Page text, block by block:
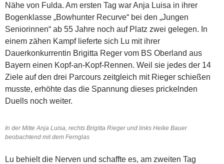
Nähe von Fulda. Am ersten Tag war Anja Luisa in ihrer
Bogenklasse „Bowhunter Recurve“ bei den „Jungen
Seniorinnen“ ab 55 Jahre noch auf Platz zwei gelegen. In
einem zähen Kampf lieferte sich Lu mit ihrer
Dauerkonkurrentin Brigitta Reger vom BS Oberland aus
Bayern einen Kopf-an-Kopf-Rennen. Weil sie jedes der 14
Ziele auf den drei Parcours zeitgleich mit Rieger schießen
musste, erhöhte das die Spannung dieses prickelnden
Duells noch weiter.
In der Mitte Anja Luisa, rechts Brigitta Rieger und links Heike Bauer
beobachtend mit dem Fernglas
Lu behielt die Nerven und schaffte es, am zweiten Tag